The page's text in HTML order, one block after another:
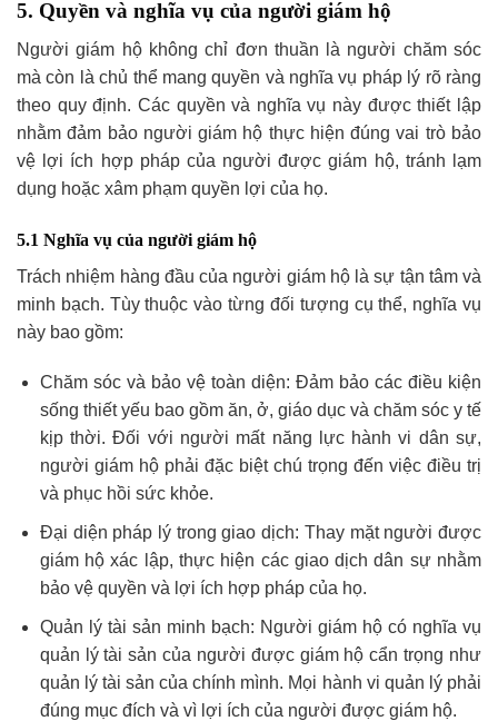
5. Quyền và nghĩa vụ của người giám hộ
Người giám hộ không chỉ đơn thuần là người chăm sóc
mà còn là chủ thể mang quyền và nghĩa vụ pháp lý rõ ràng
theo quy định. Các quyền và nghĩa vụ này được thiết lập
nhằm đảm bảo người giám hộ thực hiện đúng vai trò bảo
vệ lợi ích hợp pháp của người được giám hộ, tránh lạm
dụng hoặc xâm phạm quyền lợi của họ.
5.1 Nghĩa vụ của người giám hộ
Trách nhiệm hàng đầu của người giám hộ là sự tận tâm và
minh bạch. Tùy thuộc vào từng đối tượng cụ thể, nghĩa vụ
này bao gồm:
Chăm sóc và bảo vệ toàn diện: Đảm bảo các điều kiện
sống thiết yếu bao gồm ăn, ở, giáo dục và chăm sóc y tế
kịp thời. Đối với người mất năng lực hành vi dân sự,
người giám hộ phải đặc biệt chú trọng đến việc điều trị
và phục hồi sức khỏe.
Đại diện pháp lý trong giao dịch: Thay mặt người được
giám hộ xác lập, thực hiện các giao dịch dân sự nhằm
bảo vệ quyền và lợi ích hợp pháp của họ.
Quản lý tài sản minh bạch: Người giám hộ có nghĩa vụ
quản lý tài sản của người được giám hộ cẩn trọng như
quản lý tài sản của chính mình. Mọi hành vi quản lý phải
đúng mục đích và vì lợi ích của người được giám hộ.